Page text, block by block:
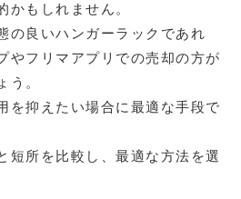
かもしれません。
の良いハンガーラックであれ
やフリマアプリでの売却の方が
う。
を抑えたい場合に最適な手段で
短所を比較し、最適な方法を選